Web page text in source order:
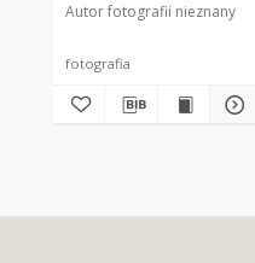
Autor fotografii nieznany
fotografia